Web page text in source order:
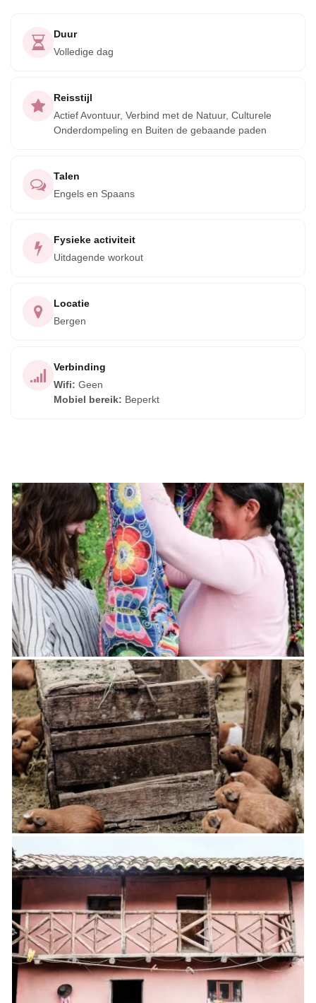
een traditionele lunch bereid door lokale gastheren, en een
weefworkshop, waardoor het een perfecte mix is van
Duur
Volledige dag
Reisstijl
Actief Avontuur, Verbind met de Natuur, Culturele
Onderdompeling en Buiten de gebaande paden
Talen
Engels en Spaans
Fysieke activiteit
Uitdagende workout
Locatie
Bergen
Verbinding
Wifi: Geen
Mobiel bereik: Beperkt